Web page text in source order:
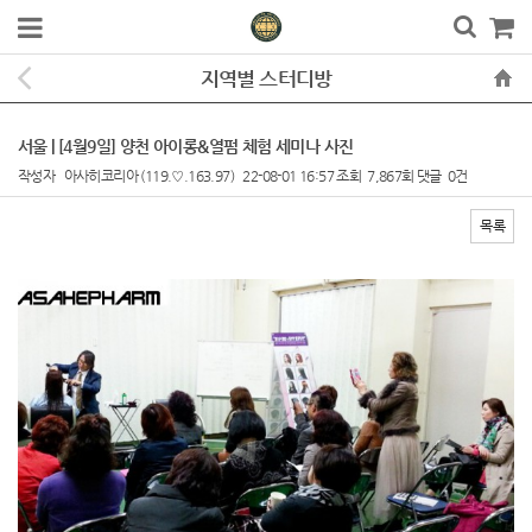
지역별 스터디방
서울 | [4월9일] 양천 아이롱&열펌 체험 세미나 사진
작성자 아사히코리아(119.♡.163.97) 22-08-01 16:57조회 7,867회 댓글 0건
목록